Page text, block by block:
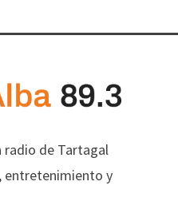
radio de Tartagal
entretenimiento y